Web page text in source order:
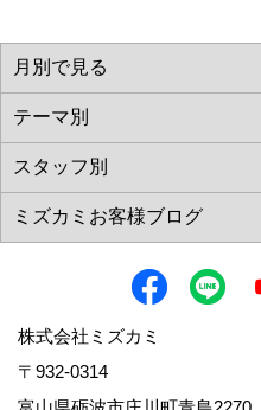
株式会社ミズカミ
〒932-0314